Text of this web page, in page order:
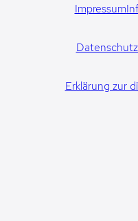
Impressum
Erklärung zur